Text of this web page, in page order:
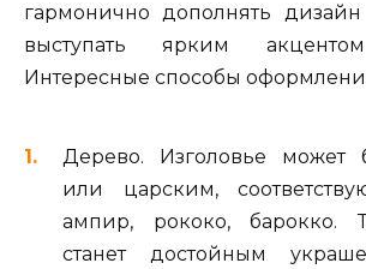
гармонично дополнять
выступать ярким
Интересные способы
Дерево. Изголовье может
или царским,
ампир, рококо, барокко.
станет достойным